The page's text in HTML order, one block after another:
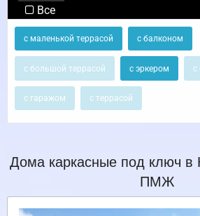
Все
с маленькой террасой с балконом
с большой террасой с эркером с
с гаражом с террасой
Дома каркасные под ключ в
ПМЖ